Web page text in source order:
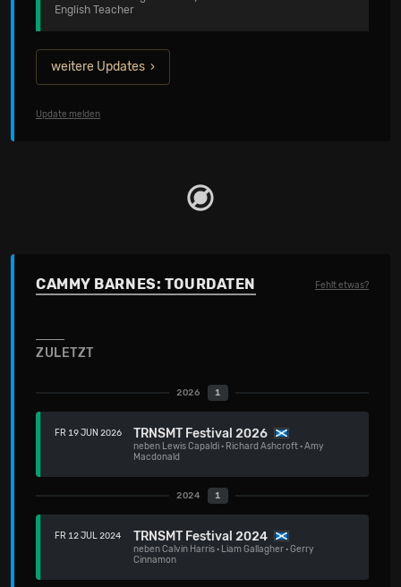
English Teacher
weitere Updates
Update melden
CAMMY BARNES: TOURDATEN Fehlt etwas?
ZULETZT
2026 1
FR 19 JUN 2026 TRNSMT Festival 2026
neben Lewis Capaldi· Richard Ashcroft·Amy
Macdonald
2024 1
FR 12 JUL 2024 TRNSMT Festival 2024
nebenCalvin Harris· Liam Gallagher·Gerry
Cinnamon